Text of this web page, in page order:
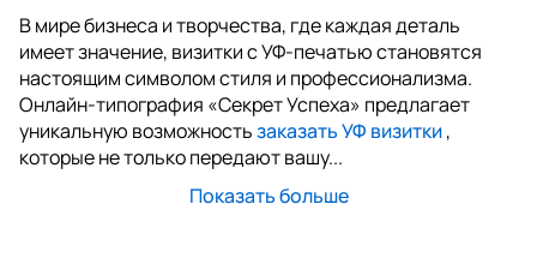
В мире бизнеса и творчества, где каждая деталь
имеет значение, визитки с УФ-печатью становятся
настоящим символом стиля и профессионализма.
Онлайн-типография «Секрет Успеха» предлагает
уникальную возможностьзаказать УФ визитки,
которые не только передают вашу...
Показать больше